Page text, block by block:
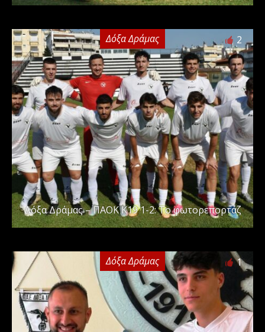
Δόξα Δράμας 2
Δόξα Δράμας – ΠΑΟΚ Κ19 1-2: Το φωτορεπορτάζ
Δόξα Δράμας 1